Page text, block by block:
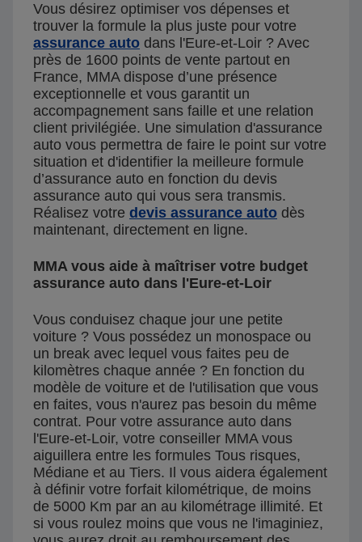
Vous désirez optimiser vos dépenses et
trouver la formule la plus juste pour votre
assurance auto dans l'Eure-et-Loir ? Avec
près de 1600 points de vente partout en
France, MMA dispose d’une présence
exceptionnelle et vous garantit un
accompagnement sans faille et une relation
client privilégiée. Une simulation d'assurance
auto vous permettra de faire le point sur votre
situation et d'identifier la meilleure formule
d’assurance auto en fonction du devis
assurance auto qui vous sera transmis.
Réalisez votre devis assurance auto dès
maintenant, directement en ligne.
MMA vous aide à maîtriser votre budget
assurance auto dans l'Eure-et-Loir
Vous conduisez chaque jour une petite
voiture ? Vous possédez un monospace ou
un break avec lequel vous faites peu de
kilomètres chaque année ? En fonction du
modèle de voiture et de l'utilisation que vous
en faites, vous n'aurez pas besoin du même
contrat. Pour votre assurance auto dans
l'Eure-et-Loir, votre conseiller MMA vous
aiguillera entre les formules Tous risques,
Médiane et au Tiers. Il vous aidera également
à définir votre forfait kilométrique, de moins
de 5000 Km par an au kilométrage illimité. Et
si vous roulez moins que vous ne l'imaginiez,